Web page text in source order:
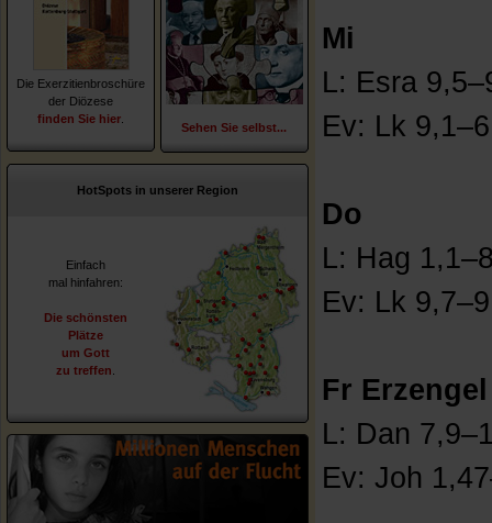
Die Exerzitienbroschüre
der Diözese
finden Sie hier
Sehen Sie selbst...
HotSpots in unserer Region
Einfach
mal hinfahren:
Die schönsten
Plätze
um Gott
zu treffen
Mi
L: Esra
Ev: Lk 9,1–6
Do
L: Hag
Ev: Lk 9,7–9
Fr
L: Dan
Ev: Joh